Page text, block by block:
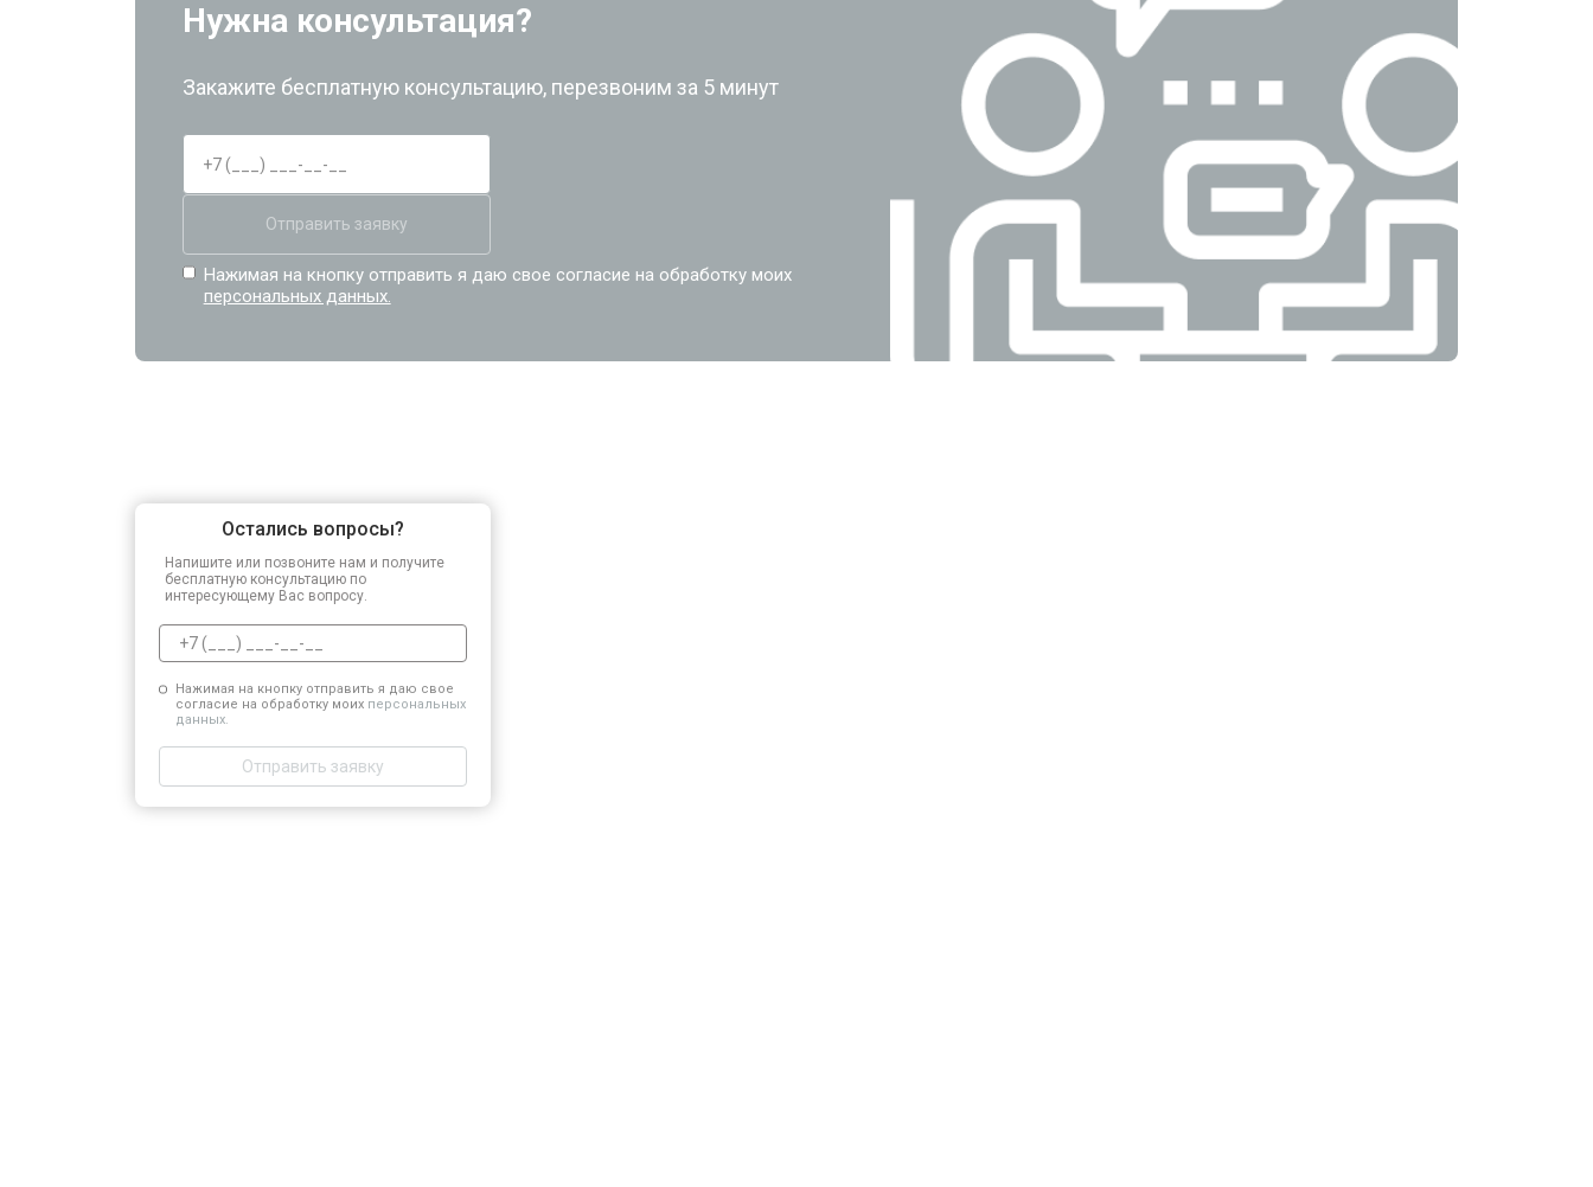
Нужна консультация?
Закажите бесплатную консультацию, перезвоним за 5 минут
Отправить заявку
Нажимая на кнопку отправить я даю свое согласие на обработку моих
персональных данных.
Остались вопросы?
Напишите или позвоните нам и получите
бесплатную консультацию по
интересующему Вас вопросу.
Нажимая на кнопку отправить я даю свое
согласие на обработку моих персональных
данных.
Отправить заявку